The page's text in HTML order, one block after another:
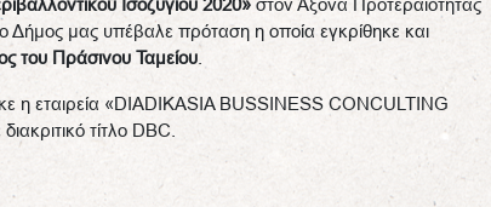
Ισοζυγίου 2020» στον Άξονα Προτεραιότητας
, ο Δήμος μας υπέβαλε πρόταση η οποία εγκρίθηκε και
του Πράσινου Ταμείου
η εταιρεία «DIADIKASIA BUSSINESS CONCULTING
τίτλο DBC.